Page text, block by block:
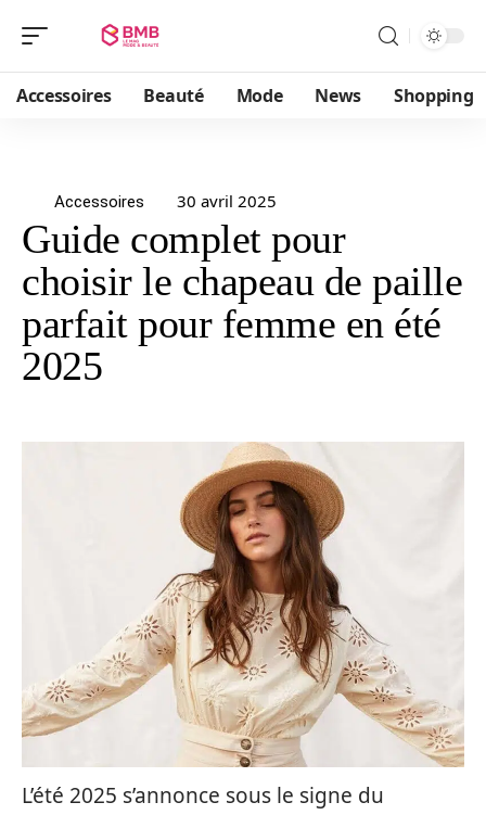
Accessoires Beauté Mode News Shopping
Accessoires 30 avril 2025
Guide complet pour
choisir le chapeau de paille
parfait pour femme en été
2025
L’été 2025 s’annonce sous le signe du